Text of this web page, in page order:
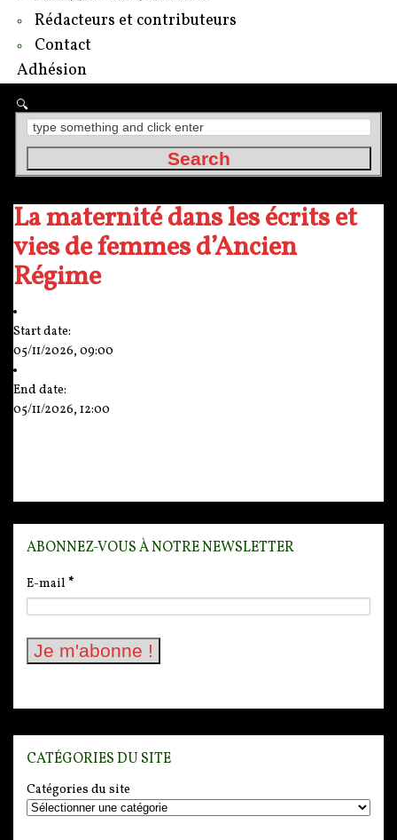
Rédacteurs et contributeurs
Contact
Adhésion
La maternité dans les écrits et
vies de femmes d’Ancien
Régime
Start date:
05/11/2026, 09:00
End date:
05/11/2026, 12:00
ABONNEZ-VOUS À NOTRE NEWSLETTER
E-mail *
CATÉGORIES DU SITE
Catégories du site